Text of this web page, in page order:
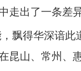
走出了一条差
飘得华深谙此
昆山、常州、